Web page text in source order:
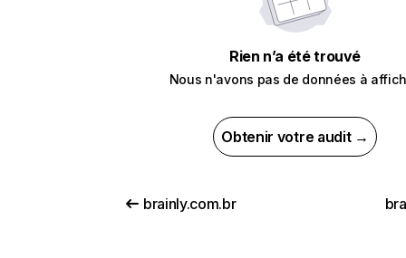
Rien n’a été trouvé
Nous n'avons pas de données à
Obtenir votre audit →
brainly.com.br